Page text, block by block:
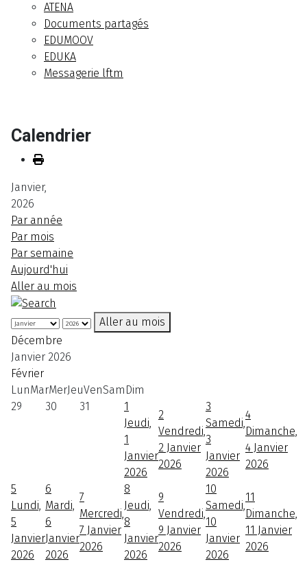
ATENA
Documents partagés
EDUMOOV
EDUKA
Messagerie lftm
Calendrier
Janvier,
2026
Par année
Par mois
Par semaine
Aujourd'hui
Aller au mois
Aller au mois
Décembre
Janvier 2026
Février
LunMarMerJeuVenSam Dim
29
30 31
1
Jeudi,
1
Janvier
2026
2
Vendredi,
2 Janvier
2026
3
Samedi,
3
Janvier
2026
4
Dimanche,
4 Janvier
2026
5
Lundi,
5
Janvier
2026
6
Mardi,
6
Janvier
2026
7
Mercredi,
7 Janvier
2026
8
Jeudi,
8
Janvier
2026
9
Vendredi,
9 Janvier
2026
10
Samedi,
10
Janvier
2026
11
Dimanche,
11 Janvier
2026